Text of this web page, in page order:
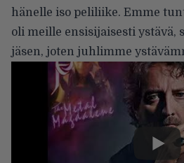
hänelle iso peliliike. Emme
oli meille ensisijaisesti ystävä,
jäsen, joten juhlimme